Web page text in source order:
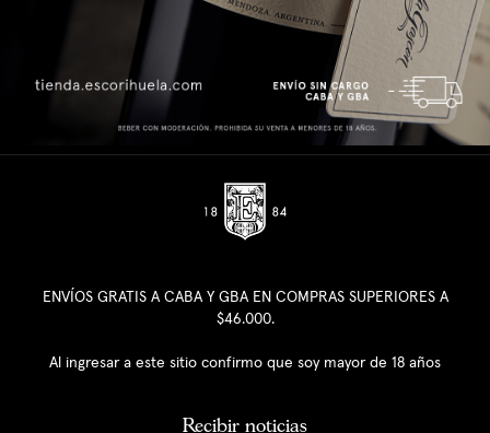
ENVÍOS GRATIS A CABA Y GBA EN COMPRAS SUPERIORES A
$46.000.
Al ingresar a este sitio confirmo que soy mayor de 18 años
Recibir noticias